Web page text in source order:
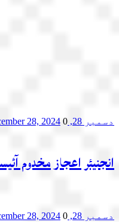
دسمبر 28, 2024 28, 2024 0 تبصرے
انجنیئر اعجاز مخدوم
دسمبر 28, 2024 28, 2024 0 تبصرے